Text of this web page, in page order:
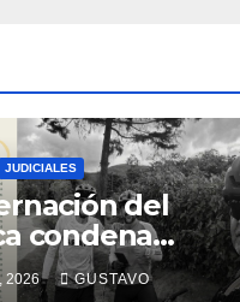
JUDICIALES
del
condena
de tres
2026 GUSTAVO